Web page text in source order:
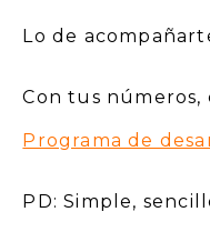
Lo de
Con tus
Programa de
PD: Simple,